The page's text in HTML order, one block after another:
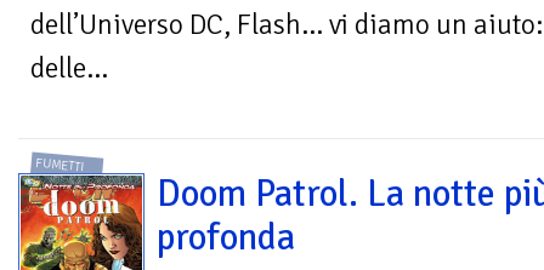
dell’Universo DC, Flash… vi diamo un
delle...
FUMETTI
Doom Patrol. La notte
profonda